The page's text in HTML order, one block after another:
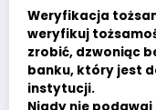
Weryfikacja
weryfikuj
zrobić, dzwoniąc
banku, który jest
instytucji.